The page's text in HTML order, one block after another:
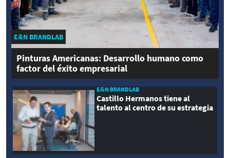
E&N BRANDLAB
Pinturas Americanas: Desarrollo humano como
factor del éxito empresarial
E&N BRANDLAB
Castillo Hermanos tiene al
talento al centro de su estrategia